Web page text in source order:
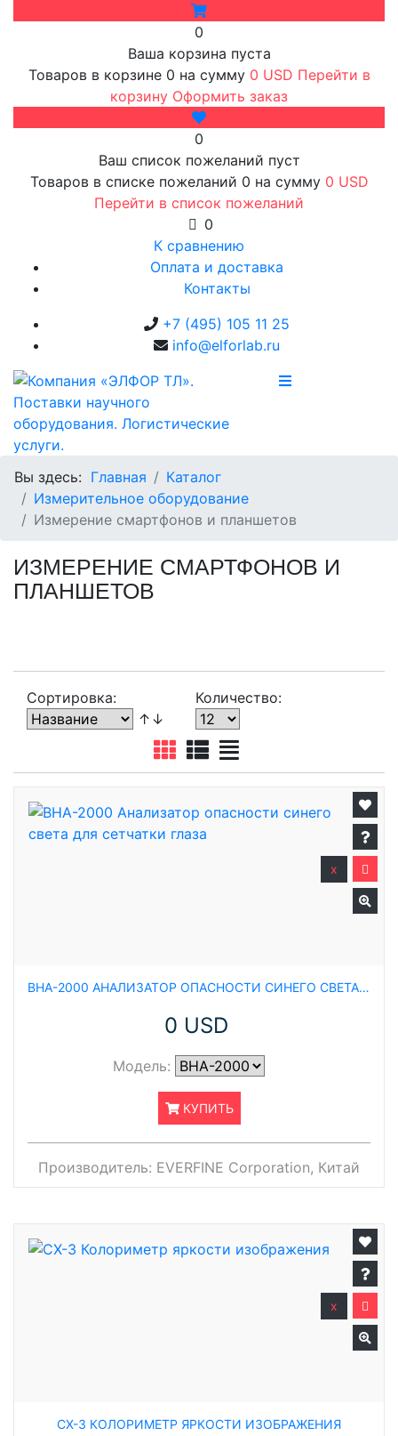
0
Ваша корзина пуста
Товаров в корзине 0 на сумму 0 USD Перейти в
корзину Оформить заказ
0
Ваш список пожеланий пуст
Товаров в списке пожеланий 0 на сумму 0 USD
Перейти в список пожеланий
0
К сравнению
Оплата и доставка
Контакты
+7 (495) 105 11 25
info@elforlab.ru
Вы здесь: Главная
Каталог
Измерительное оборудование
Измерение смартфонов и планшетов
ИЗМЕРЕНИЕ СМАРТФОНОВ И
ПЛАНШЕТОВ
Сортировка:
↑↓
Количество:
BHA-2000 АНАЛИЗАТОР ОПАСНОСТИ СИНЕГО СВЕТА ДЛЯ СЕТЧАТКИ ГЛАЗА
0 USD
Модель:
КУПИТЬ
x
Производитель: EVERFINE Corporation, Китай
CX-3 КОЛОРИМЕТР ЯРКОСТИ ИЗОБРАЖЕНИЯ
x